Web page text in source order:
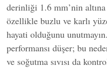
derinliği 1.6 mm’nin
özellikle buzlu ve karlı
hayati olduğunu
performansı düşer; bu
ve soğutma sıvısı da